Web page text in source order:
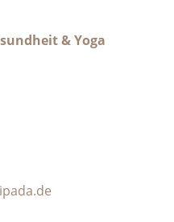
& Yoga